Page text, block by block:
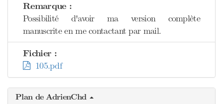
Remarque :
Possibilité d'avoir ma version complète
manuscrite en me contactant par mail.
Fichier :
105.pdf
Plan de AdrienChd